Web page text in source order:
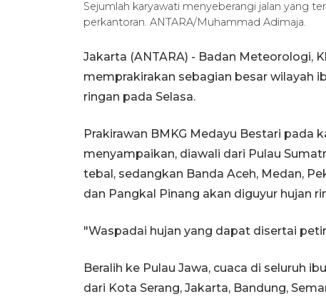
Sejumlah karyawati menyeberangi jalan yang
perkantoran. ANTARA/Muhammad Adimaja.
Jakarta (ANTARA) - Badan Meteorologi,
memprakirakan sebagian besar wilayah
ringan pada Selasa.
Prakirawan BMKG Medayu Bestari pada
menyampaikan, diawali dari Pulau
tebal, sedangkan Banda Aceh, Medan,
dan Pangkal Pinang akan diguyur hujan
"Waspadai hujan yang dapat disertai
Beralih ke Pulau Jawa, cuaca di seluruh
dari Kota Serang, Jakarta, Bandung,